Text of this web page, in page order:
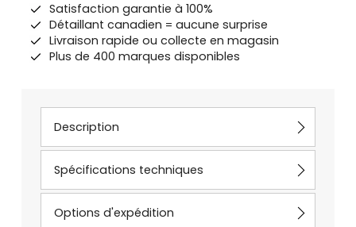
Satisfaction garantie à 100%
Détaillant canadien = aucune surprise
Livraison rapide ou collecte en magasin
Plus de 400 marques disponibles
Description
Spécifications techniques
Options d'expédition